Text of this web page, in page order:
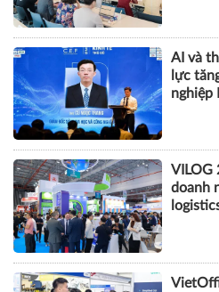
AI và
lực
nghiệp
VILOG
doanh